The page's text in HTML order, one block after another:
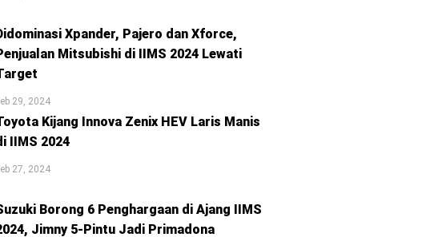
Xpander, Pajero dan Xforce,
Mitsubishi di IIMS 2024 Lewati
29, 2024
Kijang Innova Zenix HEV Laris Manis
IIMS 2024
27, 2024
Borong 6 Penghargaan di Ajang IIMS
Jimny 5-Pintu Jadi Primadona